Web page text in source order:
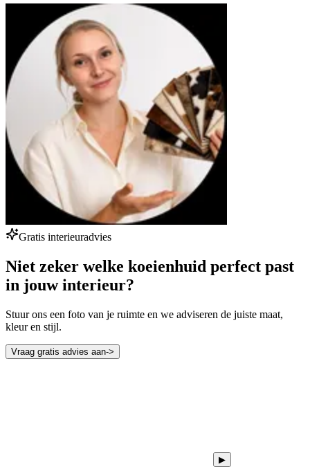
Gratis interieuradvies
Niet zeker welke koeienhuid perfect past
in jouw interieur?
Stuur ons een foto van je ruimte en we adviseren de juiste maat,
kleur en stijl.
Vraag gratis advies aan->
▶